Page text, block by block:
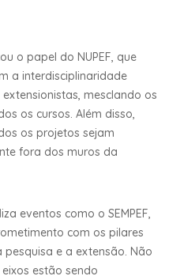
o papel do NUPEF, que
a interdisciplinaridade
mesclando os
os cursos. Além disso,
os projetos sejam
fora dos muros da
eventos como o SEMPEF,
com os pilares
pesquisa e a extensão. Não
estão sendo